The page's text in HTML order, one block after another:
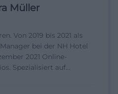
Müller
Von 2019 bis 2021 als
bei der NH Hotel
2021 Online-
Spezialisiert auf